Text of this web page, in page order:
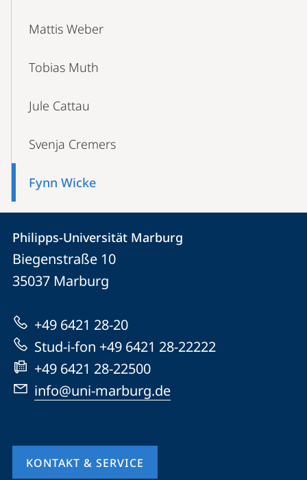
Mattis Weber
Tobias Muth
Jule Cattau
Svenja Cremers
Fynn Wicke
Kontakt
und
Informationen
zur
Website
Kontaktinformationen
Philipps-
Universität
Philipps-Universität Marburg
Biegenstraße 10
35037 Marburg
+49 6421 28-20
Stud-i-fon +49 6421 28-22222
+49 6421 28-22500
info@uni-marburg.de
KONTAKT & SERVICE